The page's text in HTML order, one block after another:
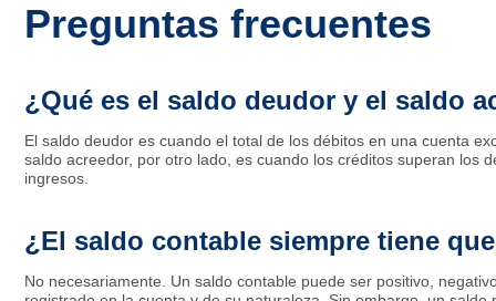
Preguntas frecuentes
¿Qué es el saldo deudor y el saldo
El saldo deudor es cuando el total de los débitos en una cuenta
saldo acreedor, por otro lado, es cuando los créditos superan los
ingresos.
¿El saldo contable siempre tiene
No necesariamente. Un saldo contable puede ser positivo,